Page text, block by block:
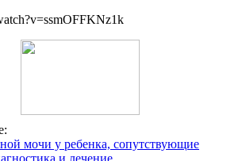
мочи у ребенка, сопутствующие
и лечение